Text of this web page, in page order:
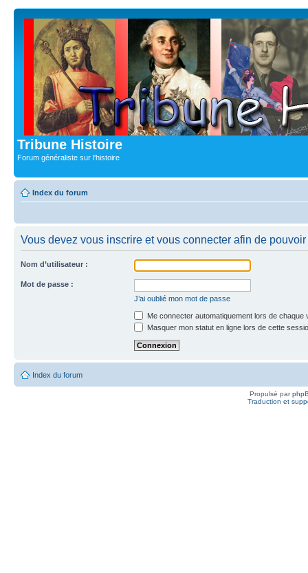
Tribune Histoire
Forum généraliste sur l'histoire
Index du forum
Vous devez vous inscrire et vous connecter afin de
Nom d’utilisateur :
Mot de passe :
J’ai oublié mon mot de passe
Me connecter automatiquement lors de chaque
Masquer mon statut en ligne lors de cette
Index du forum
Propulsé par
Traduction et